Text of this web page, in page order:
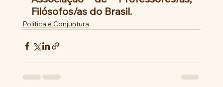
Filósofos/as do Brasil.
Política e Conjuntura